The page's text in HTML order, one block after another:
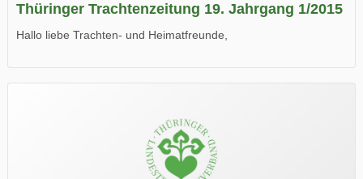
Thüringer Trachtenzeitung 19. Jahrgang 1/2015
Hallo liebe Trachten- und Heimatfreunde,
Wir wünschen Euch viel Spaß beim Lesen.